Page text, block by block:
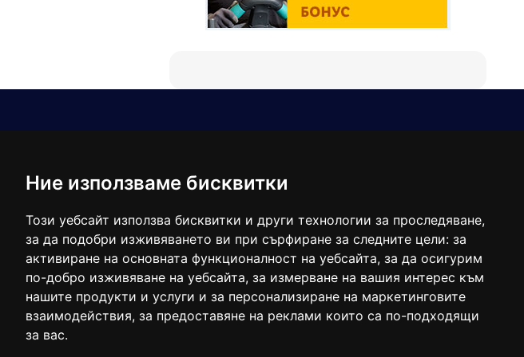
Ние използваме бисквитки
Този уебсайт използва бисквитки и други технологии за проследяване,
за да подобри изживяването ви при сърфиране за следните цели: за
активиране на основната функционалност на уебсайта, за да осигурим
по-добро изживяване на уебсайта, за измерване на вашия интерес към
нашите продукти и услуги и за персонализиране на маркетинговите
взаимодействия, за предоставяне на реклами които са по-подходящи
за вас.
Ботев" 43
и абонаменти
balgarkanews@gmail.com